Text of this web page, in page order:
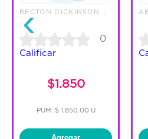
‹ 0
Calificar
$1.850
PUM: $ 1,850.00 U